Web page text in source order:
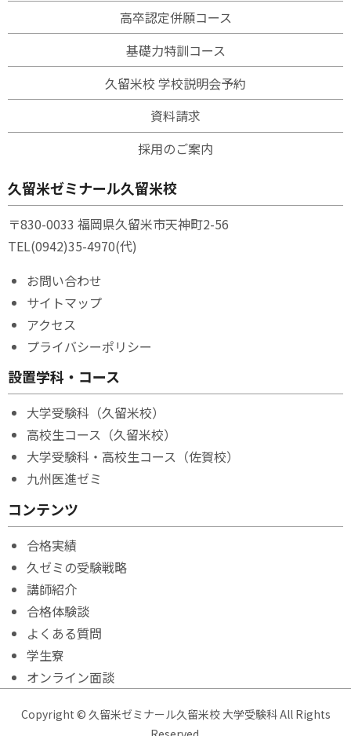
高卒認定併願コース
基礎力特訓コース
久留米校 学校説明会予約
資料請求
採用のご案内
久留米ゼミナール久留米校
〒830-0033 福岡県久留米市天神町2-56
TEL(0942)35-4970(代)
お問い合わせ
サイトマップ
アクセス
プライバシーポリシー
設置学科・コース
大学受験科（久留米校）
高校生コース（久留米校）
大学受験科・高校生コース（佐賀校）
九州医進ゼミ
コンテンツ
合格実績
久ゼミの受験戦略
講師紹介
合格体験談
よくある質問
学生寮
オンライン面談
Copyright © 久留米ゼミナール久留米校 大学受験科 All Rights